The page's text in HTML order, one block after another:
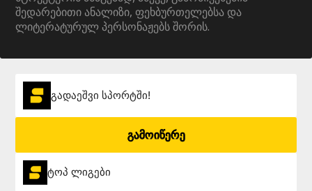
შედარებითი ანალიზი, ფეხბურთელებსა და
ლიტერატურულ პერსონაჟებს შორის.
გადაეშვი სპორტში!
გამოიწერე
ტოპ ლიგები